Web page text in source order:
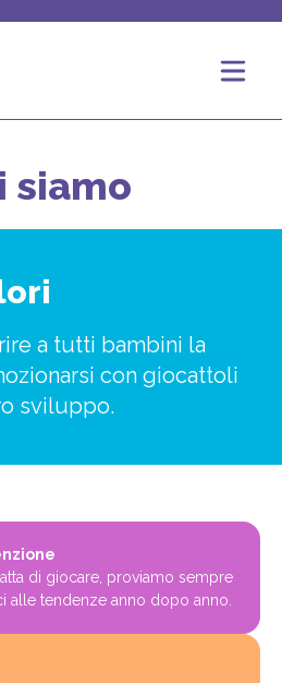
siamo
a tutti bambini la
con giocattoli
sviluppo.
di giocare, proviamo sempre
alle tendenze anno dopo anno.